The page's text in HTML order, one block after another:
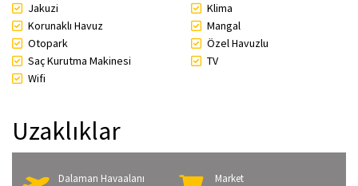
Jakuzi
Klima
Korunaklı Havuz
Mangal
Otopark
Özel Havuzlu
Saç Kurutma Makinesi
TV
Wifi
Uzaklıklar
Dalaman Havaalanı
Market